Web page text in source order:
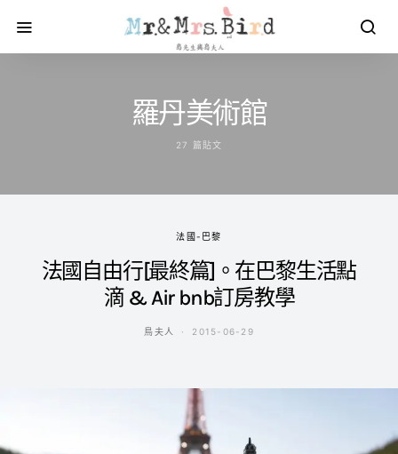
羅丹美術館
27 篇貼文
法國-巴黎
法國自由行[最終篇]。在巴黎生活點
滴 & Air bnb訂房教學
鳥夫人 2015-06-29